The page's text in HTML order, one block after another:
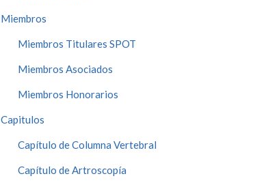
Miembros
Miembros Titulares SPOT
Miembros Asociados
Miembros Honorarios
Capitulos
Capítulo de Columna Vertebral
Capítulo de Artroscopía